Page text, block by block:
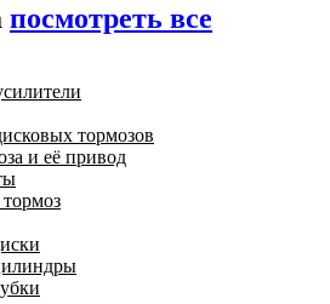
посмотреть все
тормозов
и её привод